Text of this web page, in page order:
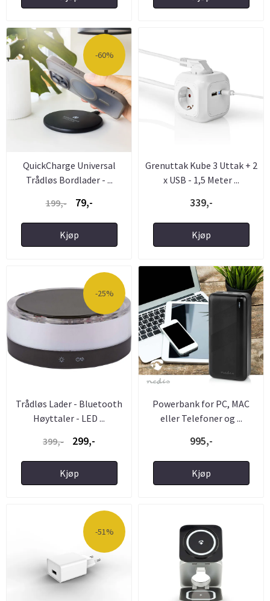
-60%
QuickCharge Universal
Trådløs Bordlader - ...
199,-
79,-
Kjøp
Grenuttak Kube 3 Uttak + 2
x USB - 1,5 Meter ...
339,-
Kjøp
-25%
Trådløs Lader - Bluetooth
Høyttaler - LED ...
399,-
299,-
Kjøp
Powerbank for PC, MAC
eller Telefoner og ...
995,-
Kjøp
-51%